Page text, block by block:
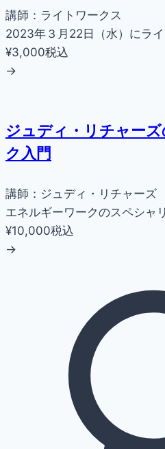
講師：ライトワークス
2023年３月22日（水）にラ
¥3,000税込
→
ジュディ・リチャー
ク入門
講師：ジュディ・リチャーズ
エネルギーワークのスペシャ
¥10,000税込
→